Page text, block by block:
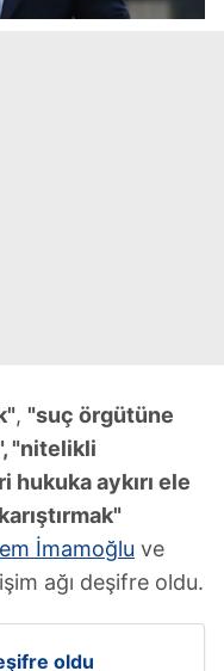
, "suç örgütüne
"nitelikli
hukuka aykırı ele
İmamoğlu ve
ağı deşifre oldu.
oldu